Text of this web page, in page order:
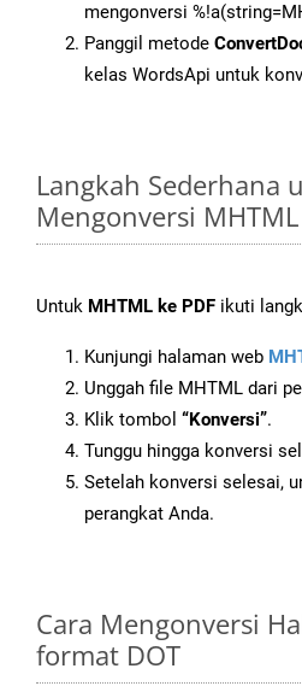
mengonversi
Panggil metode
kelas WordsApi untuk
Langkah Sederhana
Mengonversi
Untuk MHTML ke PDF ikuti
Kunjungi halaman web
Unggah file MHTML dari
Klik tombol “Konversi”.
Tunggu hingga konversi
Setelah konversi selesai,
perangkat Anda.
Cara Mengonversi
format DOT